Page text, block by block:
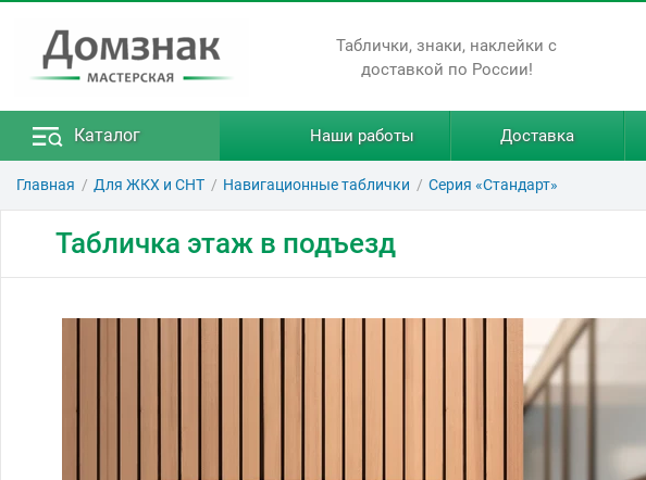
Таблички, знаки, наклейки с
доставкой по России!
Каталог Наши работы Доставка
Главная Для ЖКХ и СНТ Навигационные таблички Серия «Стандарт»
Табличка этаж в подъезд